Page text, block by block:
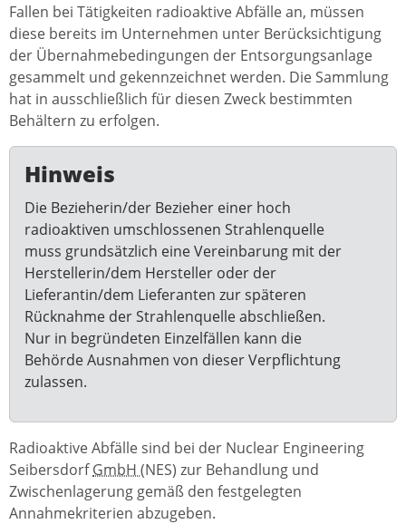
Fallen bei Tätigkeiten radioaktive Abfälle an, müssen
diese bereits im Unternehmen unter Berücksichtigung
der Übernahmebedingungen der Entsorgungsanlage
gesammelt und gekennzeichnet werden. Die Sammlung
hat in ausschließlich für diesen Zweck bestimmten
Behältern zu erfolgen.
Hinweis
Die Bezieherin/der Bezieher einer hoch
radioaktiven umschlossenen Strahlenquelle
muss grundsätzlich eine Vereinbarung mit der
Herstellerin/dem Hersteller oder der
Lieferantin/dem Lieferanten zur späteren
Rücknahme der Strahlenquelle abschließen.
Nur in begründeten Einzelfällen kann die
Behörde Ausnahmen von dieser Verpflichtung
zulassen.
Radioaktive Abfälle sind bei der Nuclear Engineering
SeibersdorfGmbH (NES) zur Behandlung und
Zwischenlagerung gemäß den festgelegten
Annahmekriterien abzugeben.